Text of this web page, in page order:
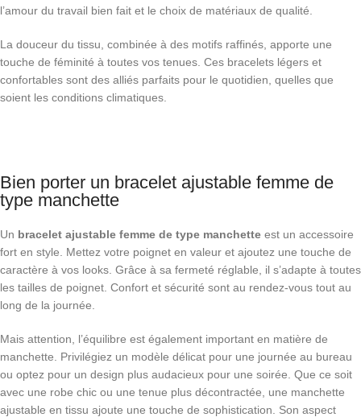
l’amour du travail bien fait et le choix de matériaux de qualité.
La douceur du tissu, combinée à des motifs raffinés, apporte une
touche de féminité à toutes vos tenues. Ces bracelets légers et
confortables sont des alliés parfaits pour le quotidien, quelles que
soient les conditions climatiques.
Bien porter un bracelet ajustable femme de
type manchette
Un bracelet ajustable femme de type manchette est un accessoire
fort en style. Mettez votre poignet en valeur et ajoutez une touche de
caractère à vos looks. Grâce à sa fermeté réglable, il s’adapte à toutes
les tailles de poignet. Confort et sécurité sont au rendez-vous tout au
long de la journée.
Mais attention, l’équilibre est également important en matière de
manchette. Privilégiez un modèle délicat pour une journée au bureau
ou optez pour un design plus audacieux pour une soirée. Que ce soit
avec une robe chic ou une tenue plus décontractée, une manchette
ajustable en tissu ajoute une touche de sophistication. Son aspect